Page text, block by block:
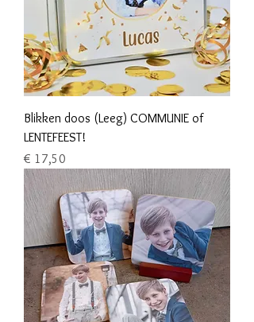
Blikken doos (Leeg) COMMUNIE of
LENTEFEEST!
Prijs
€ 17,50